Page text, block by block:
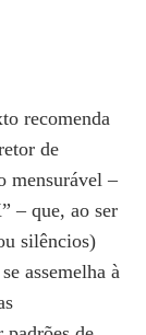
recomenda
de
mensurável –
– que, ao ser
silêncios)
assemelha à